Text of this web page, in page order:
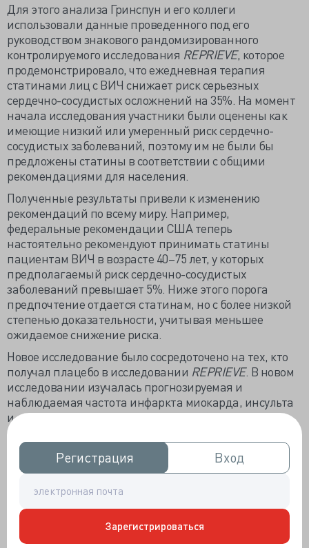
Регистрация
Регистрация Вход
Вход
Зарегистрироваться
Для этого анализа Гринспун и его коллеги
использовали данные проведенного под его
руководством знакового рандомизированного
контролируемого исследования REPRIEVE, которое
продемонстрировало, что ежедневная терапия
статинами лиц с ВИЧ снижает риск серьезных
сердечно-сосудистых осложнений на 35%. На момент
начала исследования участники были оценены как
имеющие низкий или умеренный риск сердечно-
сосудистых заболеваний, поэтому им не были бы
предложены статины в соответствии с общими
рекомендациями для населения.
Полученные результаты привели к изменению
рекомендаций по всему миру. Например,
федеральные рекомендации США теперь
настоятельно рекомендуют принимать статины
пациентам ВИЧ в возрасте 40–75 лет, у которых
предполагаемый риск сердечно-сосудистых
заболеваний превышает 5%. Ниже этого порога
предпочтение отдается статинам, но с более низкой
степенью доказательности, учитывая меньшее
ожидаемое снижение риска.
Новое исследование было сосредоточено на тех, кто
получал плацебо в исследовании REPRIEVE. В новом
исследовании изучалась прогнозируемая и
наблюдаемая частота инфаркта миокарда, инсульта
и смерти от сердечно-сосудистых заболеваний в
течение 5 лет. В анализ были включены 3893
пациента с ВИЧ в возрасте старше 40 лет в 12
странах. Хотя когорта была разнообразной во многих
отношениях (65% неевропейских людей и 31%
женщин), ограничением исследования является то,
что большинство из них получали
антиретровирусную терапию против ВИЧ.